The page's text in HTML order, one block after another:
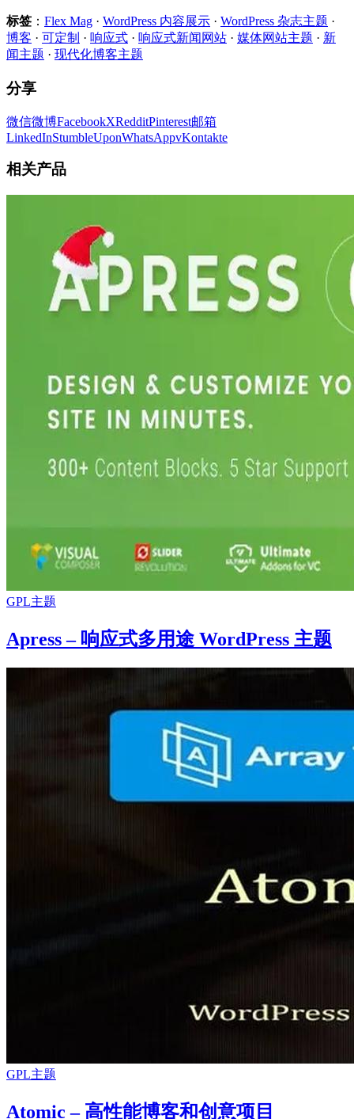
标签 ： Flex Mag · WordPress 内容展示 · WordPress 杂志主题 ·
博客 · 可定制 · 响应式 · 响应式新闻网站 · 媒体网站主题 · 新
闻主题 · 现代化博客主题
分享
微信微博FacebookXRedditPinterest邮箱
LinkedInStumbleUponWhatsAppvKontakte
相关产品
GPL主题
Apress – 响应式多用途 WordPress 主题
GPL主题
Atomic – 高性能博客和创意项目